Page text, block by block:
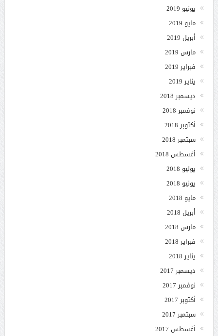
يونيو 2019
مايو 2019
أبريل 2019
مارس 2019
فبراير 2019
يناير 2019
ديسمبر 2018
نوفمبر 2018
أكتوبر 2018
سبتمبر 2018
أغسطس 2018
يوليو 2018
يونيو 2018
مايو 2018
أبريل 2018
مارس 2018
فبراير 2018
يناير 2018
ديسمبر 2017
نوفمبر 2017
أكتوبر 2017
سبتمبر 2017
أغسطس 2017